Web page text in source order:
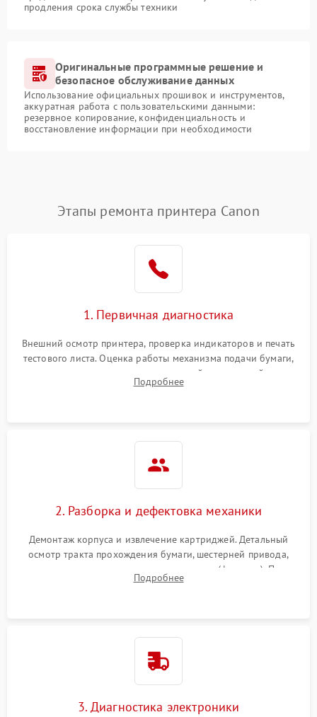
продления срока службы техники
Оригинальные программные решение и
безопасное обслуживание данных
Использование официальных прошивок и инструментов,
аккуратная работа с пользовательскими данными:
резервное копирование, конфиденциальность и
восстановление информации при необходимости
Этапы ремонта принтера Canon
1. Первичная диагностика
Внешний осмотр принтера, проверка индикаторов и печать
тестового листа. Оценка работы механизма подачи бумаги,
выявление посторонних шумов, замятий и первичный анализ
дефектов печати (полосы, фон, пробелы).
Подробнее
2. Разборка и дефектовка механики
Демонтаж корпуса и извлечение картриджей. Детальный
осмотр тракта прохождения бумаги, шестерней привода,
роликов захвата и узла термозакрепления (фьюзера). Поиск
физического износа и повреждений деталей.
Подробнее
3. Диагностика электроники